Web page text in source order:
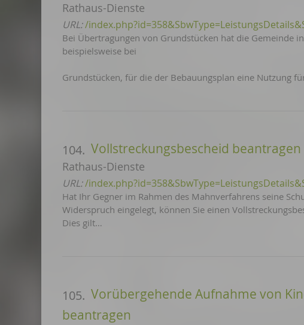
Rathaus-Dienste
URL: /
Bei Übertragungen von Grundstücken hat die Gemeinde
beispielsweise bei
Grundstücken, für die der Bebauungsplan eine Nutzung
104. Vollstreckungsbescheid beantragen
Rathaus-Dienste
URL: /
Hat Ihr Gegner im Rahmen des Mahnverfahrens seine
Widerspruch eingelegt, können Sie einen
Dies gilt…
105. Vorübergehende Aufnahme von
beantragen